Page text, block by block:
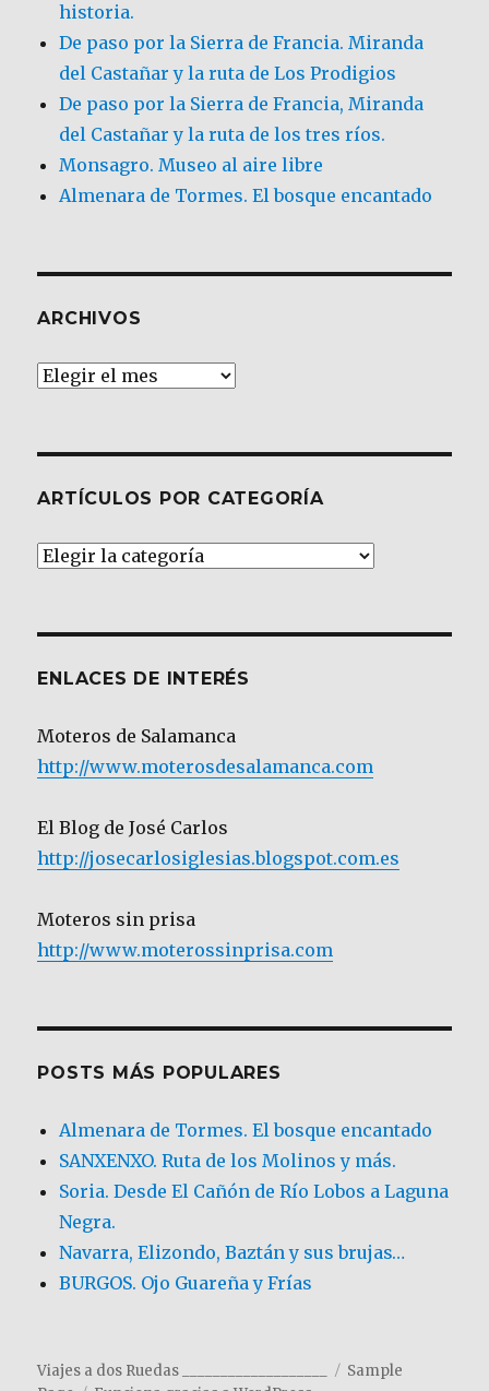
historia.
De paso por la Sierra de Francia. Miranda
del Castañar y la ruta de Los Prodigios
De paso por la Sierra de Francia, Miranda
del Castañar y la ruta de los tres ríos.
Monsagro. Museo al aire libre
Almenara de Tormes. El bosque encantado
ARCHIVOS
Archivos
ARTÍCULOS POR CATEGORÍA
Artículos
ENLACES DE INTERÉS
Moteros de Salamanca
http://www.moterosdesalamanca.com
El Blog de José Carlos
http://josecarlosiglesias.blogspot.com.es
Moteros sin prisa
http://www.moterossinprisa.com
POSTS MÁS POPULARES
Almenara de Tormes. El bosque encantado
SANXENXO. Ruta de los Molinos y más.
Soria. Desde El Cañón de Río Lobos a Laguna
Negra.
Navarra, Elizondo, Baztán y sus brujas…
BURGOS. Ojo Guareña y Frías
Viajes a dos Ruedas ___________________
Sample